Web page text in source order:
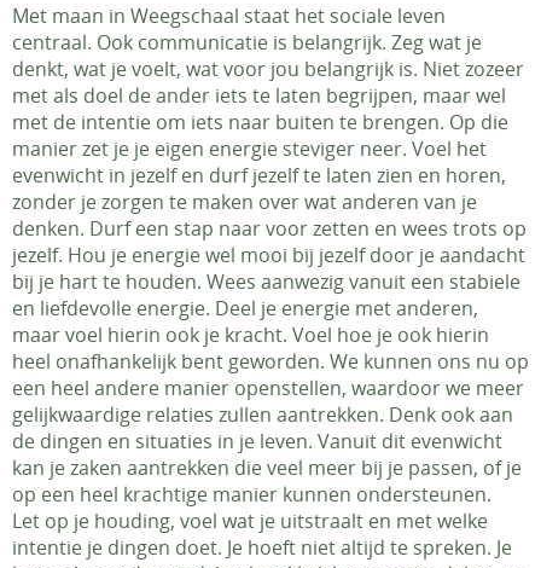
Met maan in Weegschaal staat het sociale leven
centraal. Ook communicatie is belangrijk. Zeg wat je
denkt, wat je voelt, wat voor jou belangrijk is. Niet zozeer
met als doel de ander iets te laten begrijpen, maar wel
met de intentie om iets naar buiten te brengen. Op die
manier zet je je eigen energie steviger neer. Voel het
evenwicht in jezelf en durf jezelf te laten zien en horen,
zonder je zorgen te maken over wat anderen van je
denken. Durf een stap naar voor zetten en wees trots op
jezelf. Hou je energie wel mooi bij jezelf door je aandacht
bij je hart te houden. Wees aanwezig vanuit een stabiele
en liefdevolle energie. Deel je energie met anderen,
maar voel hierin ook je kracht. Voel hoe je ook hierin
heel onafhankelijk bent geworden. We kunnen ons nu op
een heel andere manier openstellen, waardoor we meer
gelijkwaardige relaties zullen aantrekken. Denk ook aan
de dingen en situaties in je leven. Vanuit dit evenwicht
kan je zaken aantrekken die veel meer bij je passen, of je
op een heel krachtige manier kunnen ondersteunen.
Let op je houding, voel wat je uitstraalt en met welke
intentie je dingen doet. Je hoeft niet altijd te spreken. Je